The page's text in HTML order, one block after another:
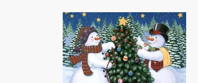
Punto
de
Cruz
Diamante
-
Muñecos
de